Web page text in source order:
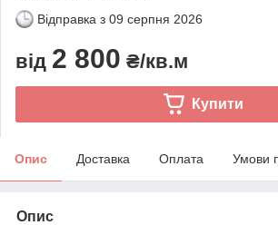
Відправка з 09 серпня 2026
від 2 800 ₴/кв.м
Купити
Опис Доставка Оплата Умови
Опис